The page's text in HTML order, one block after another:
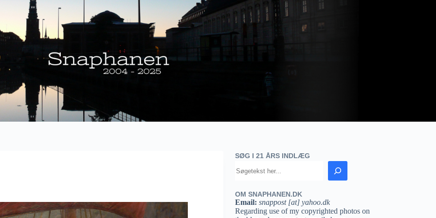
SØG I 21 ÅRS INDLÆG
OM SNAPHANEN.DK
Email: snappost [at] yahoo.dk
Regarding use of my copyrighted photos on